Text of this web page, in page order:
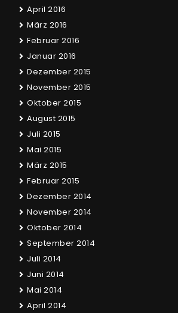
April 2016
März 2016
Februar 2016
Januar 2016
Dezember 2015
November 2015
Oktober 2015
August 2015
Juli 2015
Mai 2015
März 2015
Februar 2015
Dezember 2014
November 2014
Oktober 2014
September 2014
Juli 2014
Juni 2014
Mai 2014
April 2014